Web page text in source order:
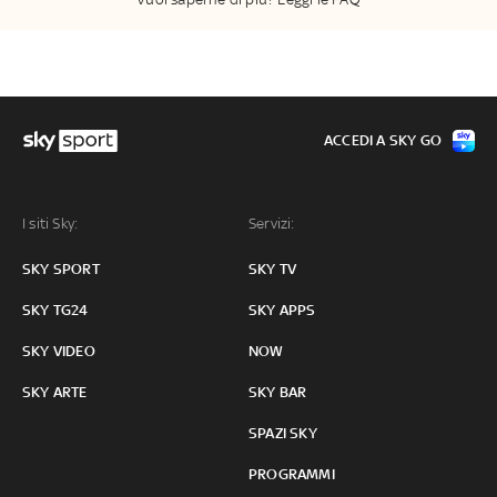
I siti Sky:
SKY SPORT
SKY TG24
SKY VIDEO
SKY ARTE
Servizi:
SKY TV
SKY APPS
NOW
SKY BAR
SPAZI SKY
PROGRAMMI
ACCEDI A SKY GO